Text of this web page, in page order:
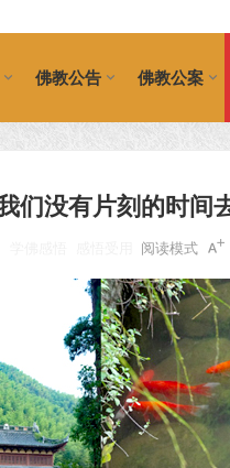
佛教公告 佛教公案
们没有片刻的时间
阅读模式